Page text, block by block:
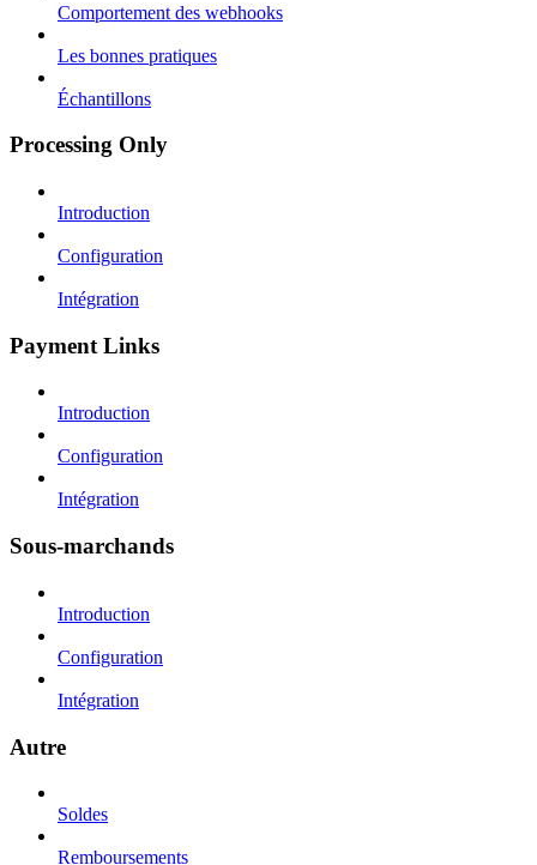
Comportement des webhooks
Les bonnes pratiques
Échantillons
Processing Only
Introduction
Configuration
Intégration
Payment Links
Introduction
Configuration
Intégration
Sous-marchands
Introduction
Configuration
Intégration
Autre
Soldes
Remboursements